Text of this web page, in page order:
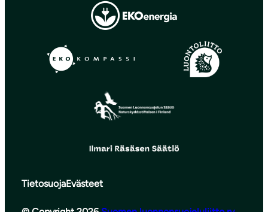
TietosuojaEvästeet